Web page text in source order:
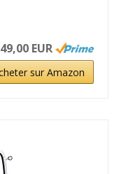
EUR
sur Amazon